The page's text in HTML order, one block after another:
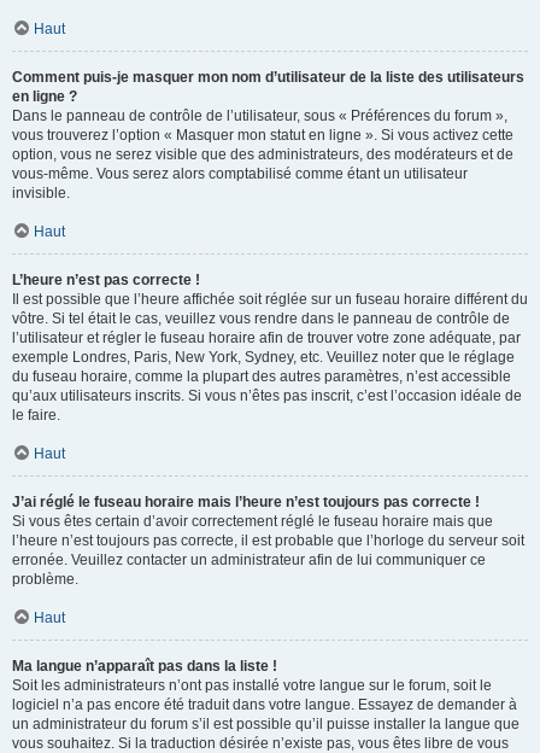
Haut
Comment puis-je masquer mon nom d’utilisateur de la liste des utilisateurs
en ligne ?
Dans le panneau de contrôle de l’utilisateur, sous « Préférences du forum »,
vous trouverez l’option « Masquer mon statut en ligne ». Si vous activez cette
option, vous ne serez visible que des administrateurs, des modérateurs et de
vous-même. Vous serez alors comptabilisé comme étant un utilisateur
invisible.
Haut
L’heure n’est pas correcte !
Il est possible que l’heure affichée soit réglée sur un fuseau horaire différent du
vôtre. Si tel était le cas, veuillez vous rendre dans le panneau de contrôle de
l’utilisateur et régler le fuseau horaire afin de trouver votre zone adéquate, par
exemple Londres, Paris, New York, Sydney, etc. Veuillez noter que le réglage
du fuseau horaire, comme la plupart des autres paramètres, n’est accessible
qu’aux utilisateurs inscrits. Si vous n’êtes pas inscrit, c’est l’occasion idéale de
le faire.
Haut
J’ai réglé le fuseau horaire mais l’heure n’est toujours pas correcte !
Si vous êtes certain d’avoir correctement réglé le fuseau horaire mais que
l’heure n’est toujours pas correcte, il est probable que l’horloge du serveur soit
erronée. Veuillez contacter un administrateur afin de lui communiquer ce
problème.
Haut
Ma langue n’apparaît pas dans la liste !
Soit les administrateurs n’ont pas installé votre langue sur le forum, soit le
logiciel n’a pas encore été traduit dans votre langue. Essayez de demander à
un administrateur du forum s’il est possible qu’il puisse installer la langue que
vous souhaitez. Si la traduction désirée n’existe pas, vous êtes libre de vous